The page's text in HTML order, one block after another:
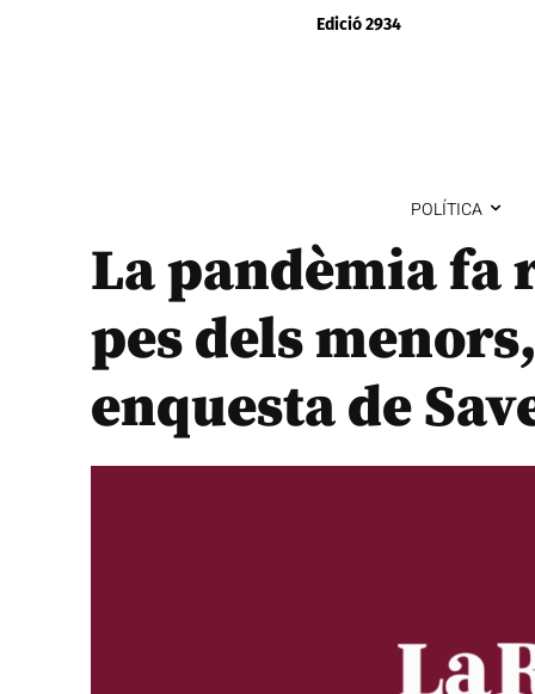
Edició 2934
POLÍTICA
La pandèmia fa
pes dels
enquesta de